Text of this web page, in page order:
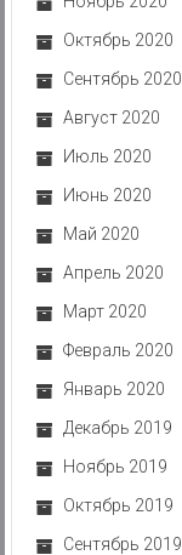
Октябрь 2020
Сентябрь 2020
Август 2020
Июль 2020
Июнь 2020
Май 2020
Апрель 2020
Март 2020
Февраль 2020
Январь 2020
Декабрь 2019
Ноябрь 2019
Октябрь 2019
Сентябрь 2019